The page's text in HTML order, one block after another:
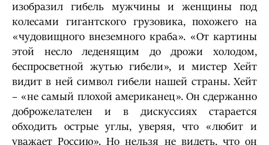
изобразил гибель мужчины и женщины под
колесами гигантского грузовика, похожего на
«чудовищного внеземного краба». «От картины
этой несло леденящим до дрожи холодом,
беспросветной жутью гибели», и мистер Хейт
видит в ней символ гибели нашей страны. Хейт
– «не самый плохой американец». Он сдержанно
доброжелателен и в дискуссиях старается
обходить острые углы, уверяя, что «любит и
уважает Россию». Но нельзя не видеть, что он